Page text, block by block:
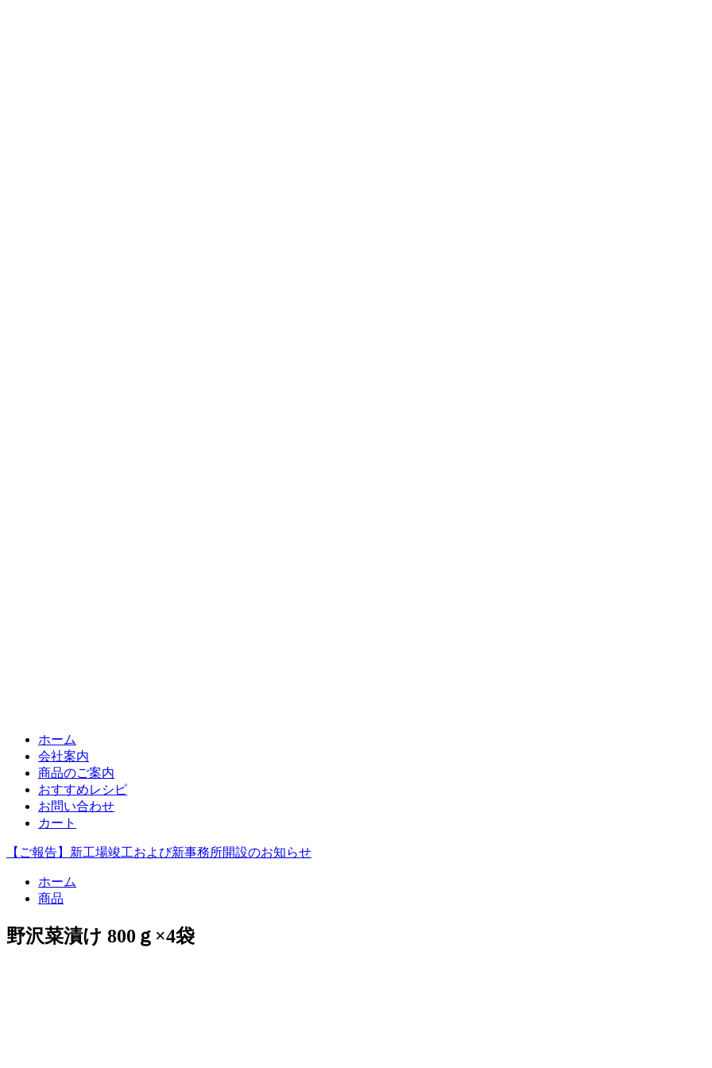
ホーム
会社案内
商品のご案内
おすすめレシピ
お問い合わせ
カート
【ご報告】新工場竣工および新事務所開設のお知らせ
ホーム
商品
野沢菜漬け 800ｇ×4袋